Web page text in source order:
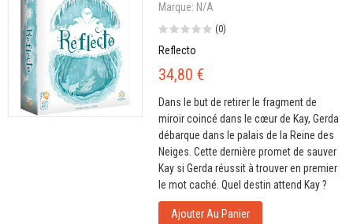
Marque: N/A
(0)
Reflecto
34,80 €
Dans le but de retirer le fragment de
miroir coincé dans le cœur de Kay, Gerda
débarque dans le palais de la Reine des
Neiges. Cette dernière promet de sauver
Kay si Gerda réussit à trouver en premier
le mot caché. Quel destin attend Kay ?
Ajouter Au Panier